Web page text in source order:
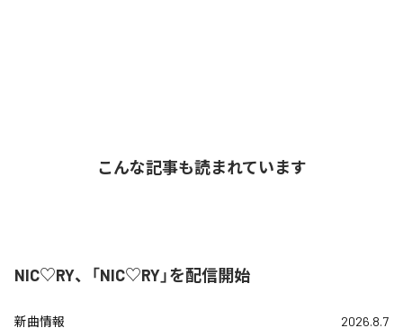
こんな記事も読まれています
NIC♡RY、「NIC♡RY」を配信開始
新曲情報 2026.8.7